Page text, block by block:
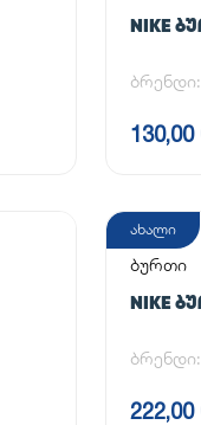
NIKE
ბრენდი:
ახალი
ბურთი
NIKE
ბრენდი: